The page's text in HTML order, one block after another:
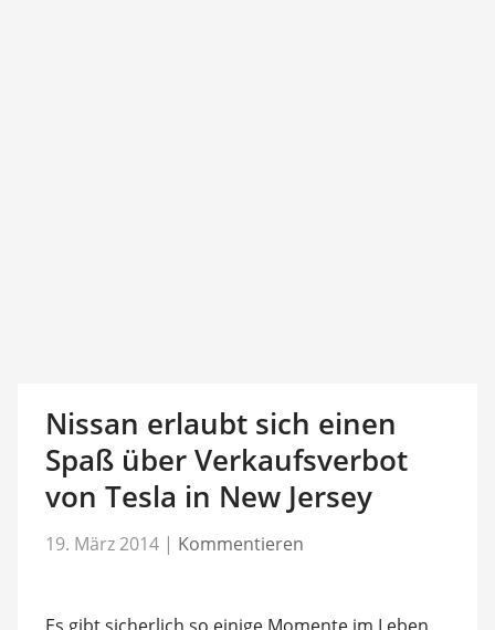
Nissan erlaubt sich einen
Spaß über Verkaufsverbot
von Tesla in New Jersey
19. März 2014 | Kommentieren
Es gibt sicherlich so einige Momente im Leben,